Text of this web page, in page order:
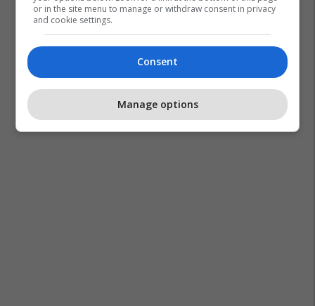
or in the site menu to manage or withdraw consent in privacy
and cookie settings.
Consent
Manage options